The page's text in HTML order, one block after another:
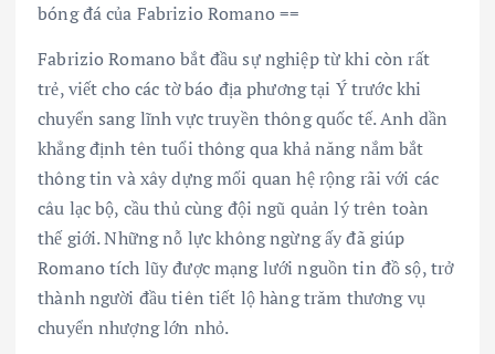
bóng đá của Fabrizio Romano ==
Fabrizio Romano bắt đầu sự nghiệp từ khi còn rất
trẻ, viết cho các tờ báo địa phương tại Ý trước khi
chuyển sang lĩnh vực truyền thông quốc tế. Anh dần
khẳng định tên tuổi thông qua khả năng nắm bắt
thông tin và xây dựng mối quan hệ rộng rãi với các
câu lạc bộ, cầu thủ cùng đội ngũ quản lý trên toàn
thế giới. Những nỗ lực không ngừng ấy đã giúp
Romano tích lũy được mạng lưới nguồn tin đồ sộ, trở
thành người đầu tiên tiết lộ hàng trăm thương vụ
chuyển nhượng lớn nhỏ.